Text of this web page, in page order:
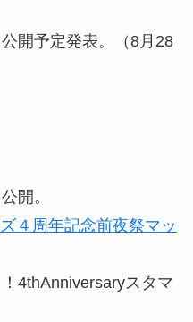
開予定発表。（8月28
開。
４周年記念前夜祭マッ
4thAnniversaryスタマ